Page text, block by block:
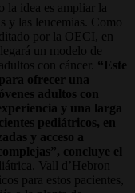
la idea es ampliar la
y las leucemias. Como
por la OECI, en
un modelo de
con cáncer. “Este
ofrecer una
adultos con
y una larga
pediátricos, en
y acceso a
concluye el
Vall d’Hebron
para estos pacientes,